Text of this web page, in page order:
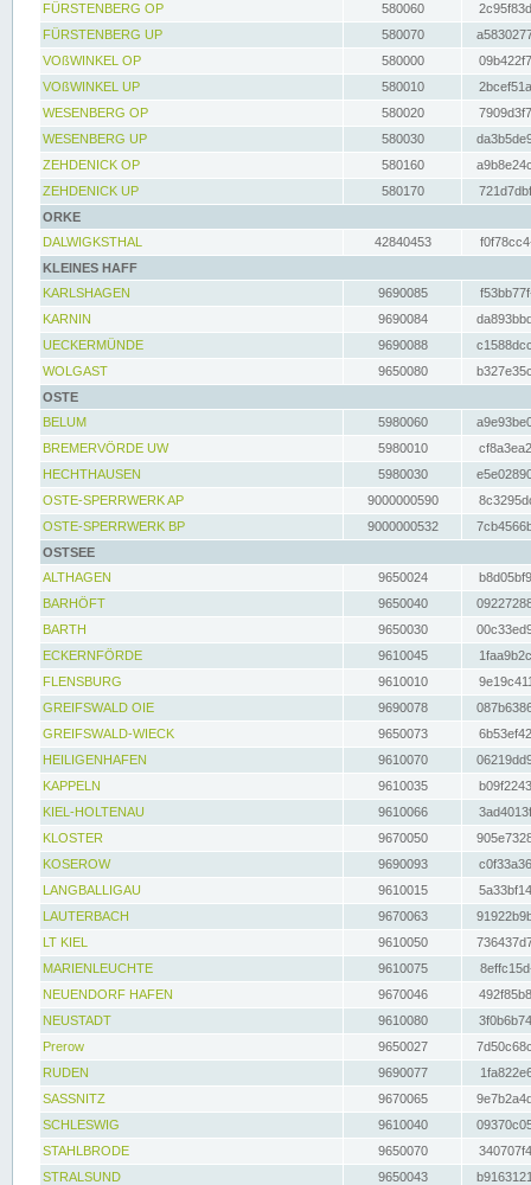
FÜRSTENBERG OP
580060
FÜRSTENBERG UP
580070
VOßWINKEL OP
580000
VOßWINKEL UP
580010
WESENBERG OP
580020
WESENBERG UP
580030
ZEHDENICK OP
580160
ZEHDENICK UP
580170
ORKE
DALWIGKSTHAL
42840453
KLEINES HAFF
KARLSHAGEN
9690085
KARNIN
9690084
UECKERMÜNDE
9690088
WOLGAST
9650080
OSTE
BELUM
5980060
BREMERVÖRDE UW
5980010
HECHTHAUSEN
5980030
OSTE-SPERRWERK AP
9000000590
OSTE-SPERRWERK BP
9000000532
OSTSEE
ALTHAGEN
9650024
BARHÖFT
9650040
BARTH
9650030
ECKERNFÖRDE
9610045
FLENSBURG
9610010
GREIFSWALD OIE
9690078
GREIFSWALD-WIECK
9650073
HEILIGENHAFEN
9610070
KAPPELN
9610035
KIEL-HOLTENAU
9610066
KLOSTER
9670050
KOSEROW
9690093
LANGBALLIGAU
9610015
LAUTERBACH
9670063
LT KIEL
9610050
MARIENLEUCHTE
9610075
NEUENDORF HAFEN
9670046
NEUSTADT
9610080
Prerow
9650027
RUDEN
9690077
SASSNITZ
9670065
SCHLESWIG
9610040
STAHLBRODE
9650070
STRALSUND
9650043